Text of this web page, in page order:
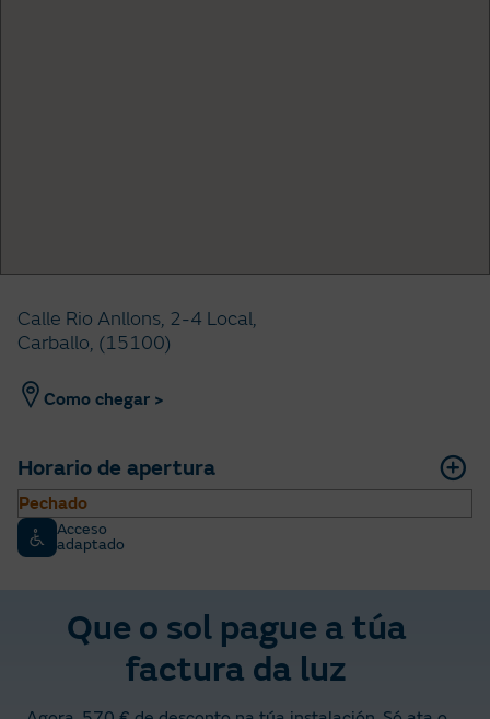
Calle Rio Anllons, 2-4 Local,
Carballo, (15100)
Como chegar >
Horario de apertura
Pechado
Acceso
adaptado
Que o sol pague a túa
factura da luz